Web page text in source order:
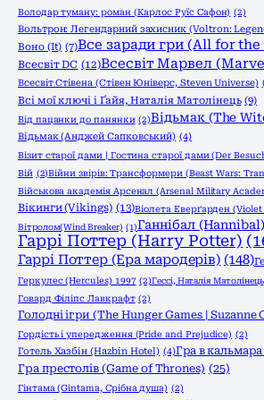
Володар туману: роман (Карлос Руїс Сафон) (2)
Вольтрон: Легендарний захисник (Voltron:
Воно (It) (7)Все заради гри (All for the
Всесвіт DC (12)Всесвіт Марвел
Всесвіт Стівена (Стівен Юніверс, Steven Universe)
Всі мої ключі і Ґайя, Наталія Матолінець (9)
Від пацанки до панянки (2)Відьмак (The
Відьмак (Анджей Сапковський) (4)
Візит старої дами | Гостина старої дами (Der
Вій (2)Війни звірів: Трансформери (Beast Wars:
Військова академія Арсенал (Arsenal Military
Вікинги (Vikings) (13)Віолета Еверґарден
Вітролом(Wind Breaker) (1)Ганнібал (Hannibal)
Гаррі Поттер (Harry Potter)
Гаррі Поттер (Ера мародерів) (148)
Геркулес (Hercules) 1997 (2)Гессі, Наталія Матолінець
Говард Філіпс Лавкрафт (2)
Голодні ігри (The Hunger Games | Suzanne
Гордість і упередження (Pride and Prejudice) (2)
Готель Хазбін (Hazbin Hotel) (4)Гра в
Гра престолів (Game of Thrones) (25)
Гінтама (Gintama, Срібна душа) (2)